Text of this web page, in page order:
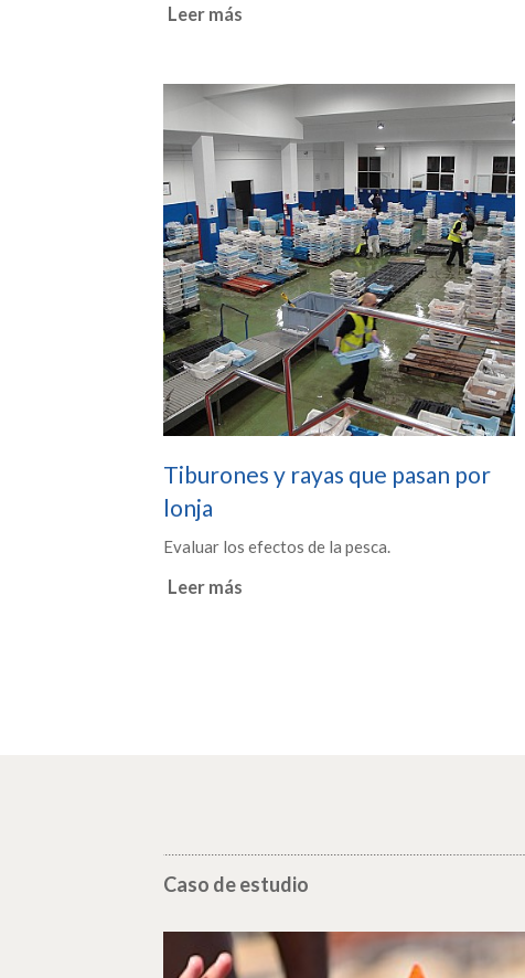
Leer más
Tiburones y rayas que pasan por
lonja
Evaluar los efectos de la pesca.
Leer más
Caso de estudio